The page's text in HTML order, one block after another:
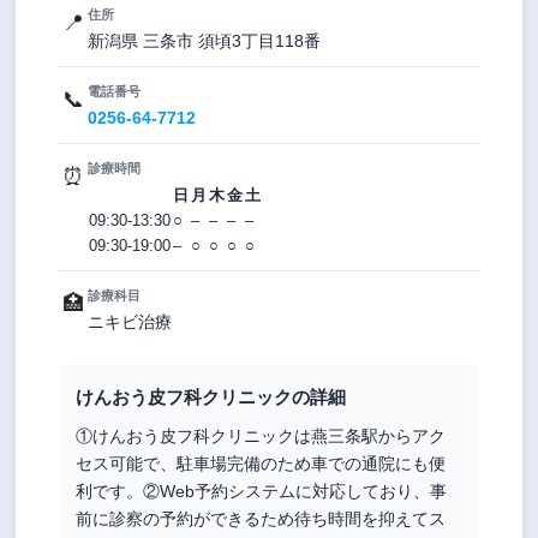
📍 住所
新潟県 三条市 須頃3丁目118番
📞 電話番号
0256-64-7712
⏰ 診療時間
日 月 木金 土
09:30-13:30 ○ – – – –
09:30-19:00– ○ ○ ○ ○
🏥 診療科目
ニキビ治療
けんおう皮フ科クリニックの詳細
①けんおう皮フ科クリニックは燕三条駅からアク
セス可能で、駐車場完備のため車での通院にも便
利です。②Web予約システムに対応しており、事
前に診察の予約ができるため待ち時間を抑えてス